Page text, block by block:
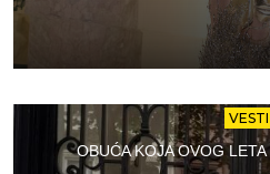
VESTI
OBUĆA KOJA OVOG